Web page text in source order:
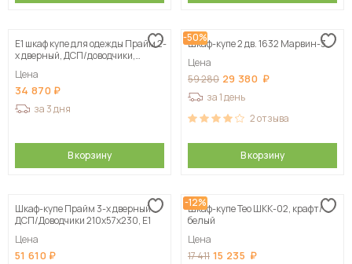
Е1 шкаф купе для одежды Прайм 2-
х дверный, ДСП/доводчики,
Цена
34 870
за 3 дня
В корзину
-50%
Шкаф-купе 2 дв. 1632 Марвин-3
Цена
59 280 29 380
за 1 день
2отзыва
В корзину
Шкаф-купе Прайм 3-х дверный
ДСП/Доводчики 210х57х230, Е1
Цена
51 610
-12%
Шкаф-купе Тео ШКК-02, крафт/
белый
Цена
17 411 15 235